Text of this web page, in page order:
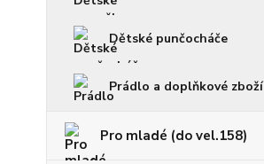
Dětské punčocháče
Prádlo a doplňkové zboží
Pro mladé (do vel.158)